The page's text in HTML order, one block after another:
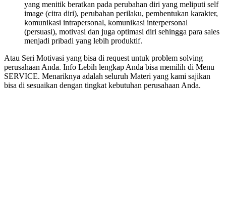
yang menitik beratkan pada perubahan diri yang meliputi self
image (citra diri), perubahan perilaku, pembentukan karakter,
komunikasi intrapersonal, komunikasi interpersonal
(persuasi), motivasi dan juga optimasi diri sehingga para sales
menjadi pribadi yang lebih produktif.
Atau Seri Motivasi yang bisa di request untuk problem solving
perusahaan Anda. Info Lebih lengkap Anda bisa memilih di Menu
SERVICE. Menariknya adalah seluruh Materi yang kami sajikan
bisa di sesuaikan dengan tingkat kebutuhan perusahaan Anda.